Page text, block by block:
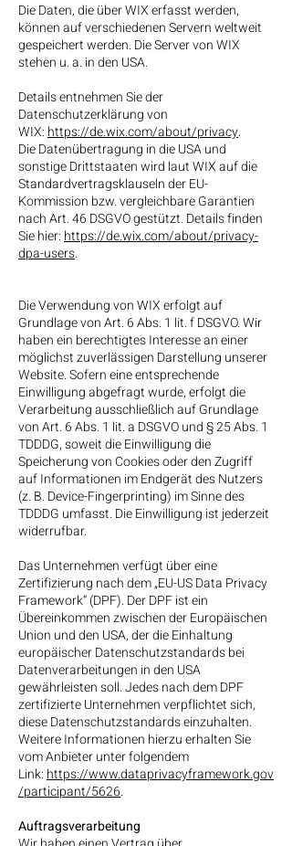
Die Daten, die über WIX erfasst werden,
können auf verschiedenen Servern weltweit
gespeichert werden. Die Server von WIX
stehen u. a. in den USA.
Details entnehmen Sie der
Datenschutzerklärung von
WIX: https://de.wix.com/about/privacy.
Die Datenübertragung in die USA und
sonstige Drittstaaten wird laut WIX auf die
Standardvertragsklauseln der EU-
Kommission bzw. vergleichbare Garantien
nach Art. 46 DSGVO gestützt. Details finden
Sie hier: https://de.wix.com/about/privacy-
dpa-users.
Die Verwendung von WIX erfolgt auf
Grundlage von Art. 6 Abs. 1 lit. f DSGVO. Wir
haben ein berechtigtes Interesse an einer
möglichst zuverlässigen Darstellung unserer
Website. Sofern eine entsprechende
Einwilligung abgefragt wurde, erfolgt die
Verarbeitung ausschließlich auf Grundlage
von Art. 6 Abs. 1 lit. a DSGVO und § 25 Abs. 1
TDDDG, soweit die Einwilligung die
Speicherung von Cookies oder den Zugriff
auf Informationen im Endgerät des Nutzers
(z. B. Device-Fingerprinting) im Sinne des
TDDDG umfasst. Die Einwilligung ist jederzeit
widerrufbar.
Das Unternehmen verfügt über eine
Zertifizierung nach dem „EU-US Data Privacy
Framework“ (DPF). Der DPF ist ein
Übereinkommen zwischen der Europäischen
Union und den USA, der die Einhaltung
europäischer Datenschutzstandards bei
Datenverarbeitungen in den USA
gewährleisten soll. Jedes nach dem DPF
zertifizierte Unternehmen verpflichtet sich,
diese Datenschutzstandards einzuhalten.
Weitere Informationen hierzu erhalten Sie
vom Anbieter unter folgendem
Link: https://www.dataprivacyframework.gov
/participant/5626.
Auftragsverarbeitung